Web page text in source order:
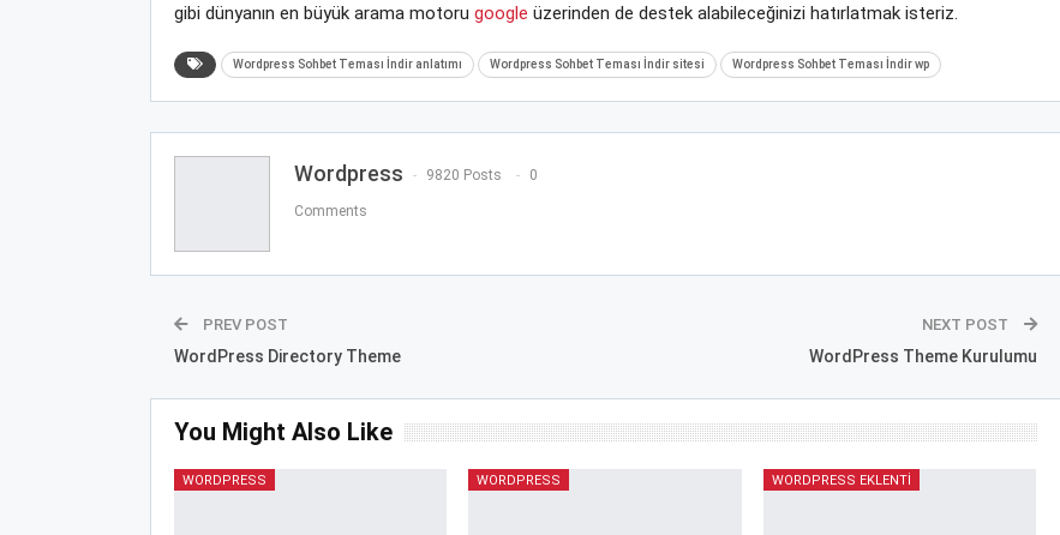
gibi dünyanın en büyük arama motoru google üzerinden de destek alabileceğinizi hatırlatmak isteriz.
Wordpress Sohbet Teması İndir anlatımı Wordpress Sohbet Teması İndir sitesi Wordpress Sohbet Teması İndir wp
Wordpress 9820 Posts 0
Comments
PREV POST
WordPress Directory Theme
NEXT POST
WordPress Theme Kurulumu
You Might Also Like
WORDPRESS WORDPRESS WORDPRESS EKLENTI